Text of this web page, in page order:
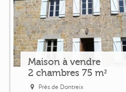
Maison à vendre
2 chambres 75 m²
Près de Dontreix